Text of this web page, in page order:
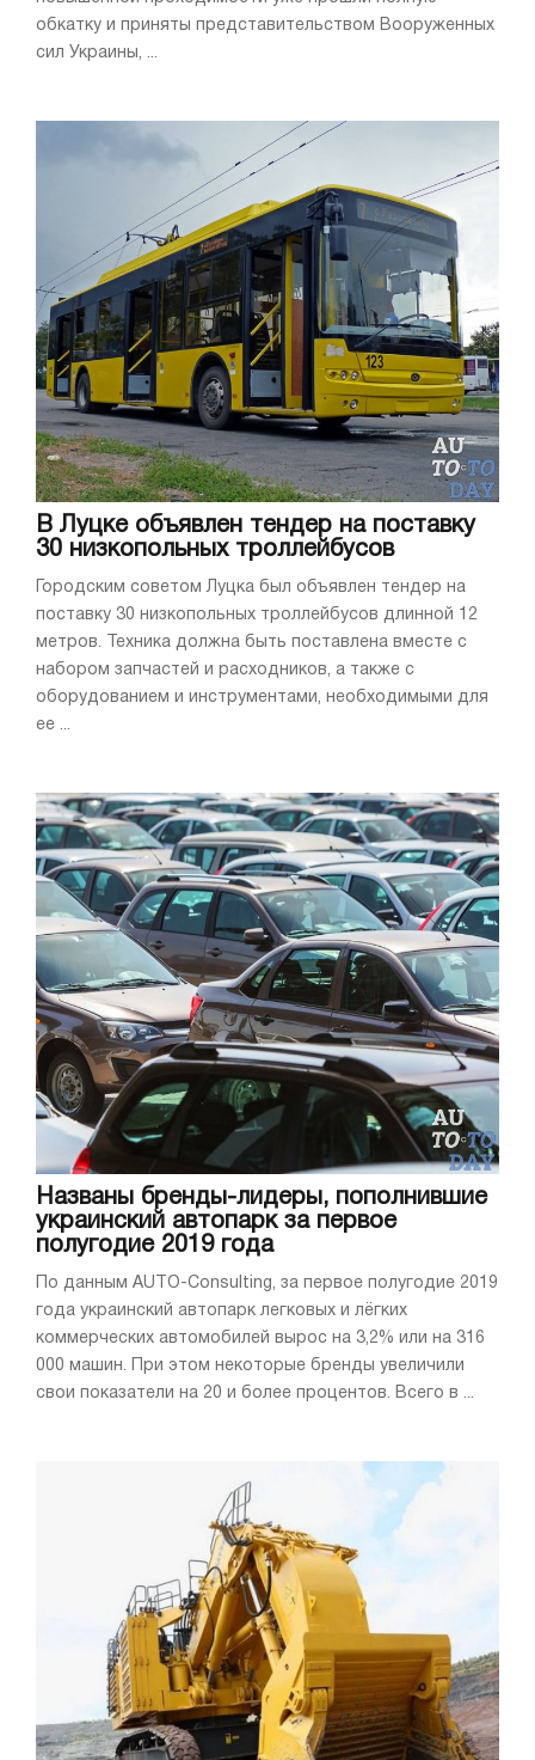
обкатку и приняты представительством Вооруженных
сил Украины, ...
В Луцке объявлен тендер на поставку
30 низкопольных троллейбусов
Городским советом Луцка был объявлен тендер на
поставку 30 низкопольных троллейбусов длинной 12
метров. Техника должна быть поставлена вместе с
набором запчастей и расходников, а также с
оборудованием и инструментами, необходимыми для
ее ...
Названы бренды-лидеры, пополнившие
украинский автопарк за первое
полугодие 2019 года
По данным AUTO-Consulting, за первое полугодие 2019
года украинский автопарк легковых и лёгких
коммерческих автомобилей вырос на 3,2% или на 316
000 машин. При этом некоторые бренды увеличили
свои показатели на 20 и более процентов. Всего в ...